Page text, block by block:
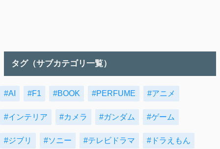
タグ（サブカテゴリ一覧）
#AI #F1 #BOOK #PERFUME #アニメ
#インテリア #カメラ #ガンダム #ゲーム
#ジブリ #ソニー #テレビドラマ #ドラえもん